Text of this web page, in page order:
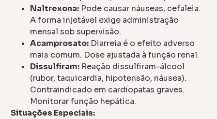
Naltrexona: Pode causar náuseas, cefaleia.
A forma injetável exige administração
mensal sob supervisão.
Acamprosato: Diarreia é o efeito adverso
mais comum. Dose ajustada à função renal.
Dissulfiram: Reação dissulfiram-álcool
(rubor, taquicardia, hipotensão, náusea).
Contraindicado em cardiopatas graves.
Monitorar função hepática.
Situações Especiais: